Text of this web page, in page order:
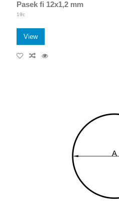
Pasek fi 12x1,2 mm
19c
View